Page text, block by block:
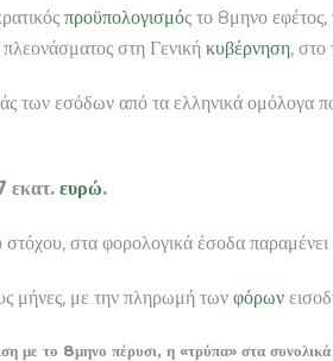
προϋπολογισμός το 8μηνο
πλεονάσματος στη Γενική κυβέρνηση, στο
των εσόδων από τα ελληνικά ομόλογα
εκατ. ευρώ.
στόχου, στα φορολογικά έσοδα
μήνες, με την πληρωμή των φόρων
με το 8μηνο πέρυσι, η «τρύπα» στα